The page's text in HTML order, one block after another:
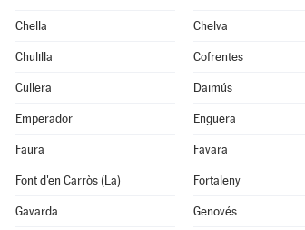
Chella Chelva
Chulilla Cofrentes
Cullera Daimús
Emperador Enguera
Faura Favara
Font d'en Carròs (La) Fortaleny
Gavarda Genovés